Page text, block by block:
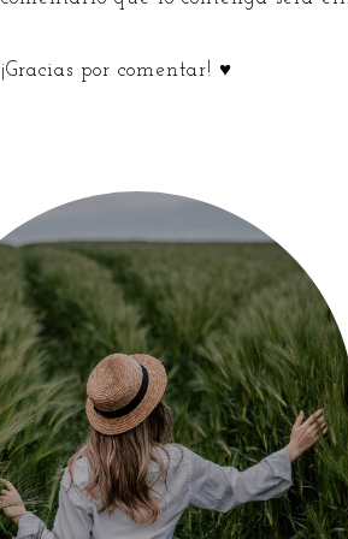
¡Gracias por comentar! ♥